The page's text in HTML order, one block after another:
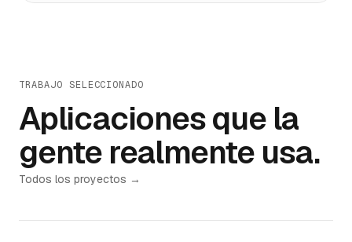
TRABAJO SELECCIONADO
Aplicaciones que la
gente realmente usa.
Todos los proyectos →